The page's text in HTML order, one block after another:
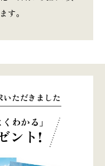
す。
ただきました
わかる」
ント!